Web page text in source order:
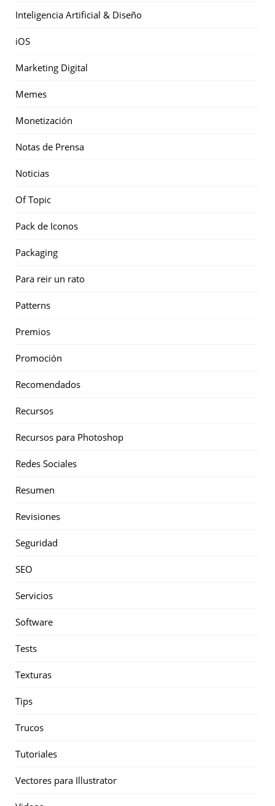
Inteligencia Artificial & Diseño
iOS
Marketing Digital
Memes
Monetización
Notas de Prensa
Noticias
Of Topic
Pack de Iconos
Packaging
Para reir un rato
Patterns
Premios
Promoción
Recomendados
Recursos
Recursos para Photoshop
Redes Sociales
Resumen
Revisiones
Seguridad
SEO
Servicios
Software
Tests
Texturas
Tips
Trucos
Tutoriales
Vectores para Illustrator